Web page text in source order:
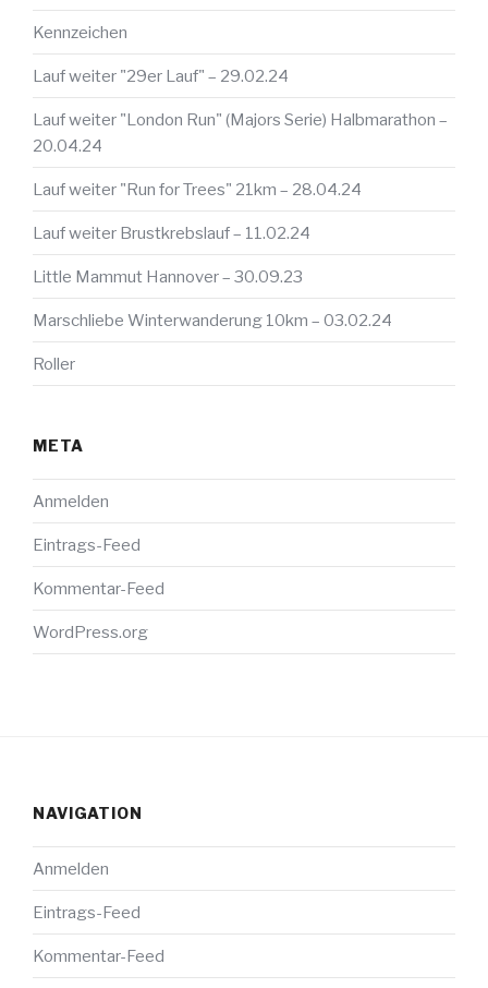
Kennzeichen
Lauf weiter "29er Lauf" – 29.02.24
Lauf weiter "London Run" (Majors Serie) Halbmarathon –
20.04.24
Lauf weiter "Run for Trees" 21km – 28.04.24
Lauf weiter Brustkrebslauf – 11.02.24
Little Mammut Hannover – 30.09.23
Marschliebe Winterwanderung 10km – 03.02.24
Roller
META
Anmelden
Eintrags-Feed
Kommentar-Feed
WordPress.org
NAVIGATION
Anmelden
Eintrags-Feed
Kommentar-Feed